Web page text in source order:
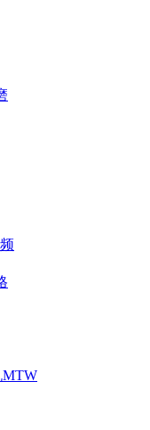
MTW